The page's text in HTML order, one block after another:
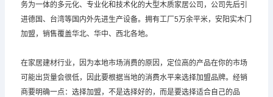
务为一体的多元化、专业化和技术化的大型木质家居公司，公司先后引
进德国、台湾等国内外先进生产设备。拥有工厂5万余平米，安阳实木门
加盟，销售覆盖华北、华中、西北各地。
在家居建材行业，因为本地市场消费的原因，定位高的产品在你的市场
可能出货量会很低，因此要根据当地的消费水平来选择加盟品牌。经销
商要明确一点：选择加盟，不是选择好的，而是要选择适合自己的品